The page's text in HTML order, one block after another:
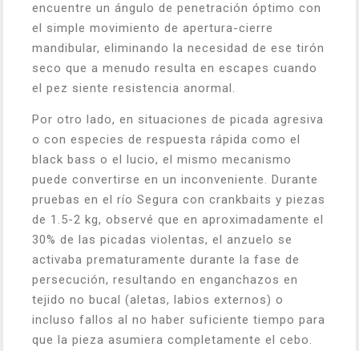
encuentre un ángulo de penetración óptimo con
el simple movimiento de apertura-cierre
mandibular, eliminando la necesidad de ese tirón
seco que a menudo resulta en escapes cuando
el pez siente resistencia anormal.
Por otro lado, en situaciones de picada agresiva
o con especies de respuesta rápida como el
black bass o el lucio, el mismo mecanismo
puede convertirse en un inconveniente. Durante
pruebas en el río Segura con crankbaits y piezas
de 1.5-2 kg, observé que en aproximadamente el
30% de las picadas violentas, el anzuelo se
activaba prematuramente durante la fase de
persecución, resultando en enganchazos en
tejido no bucal (aletas, labios externos) o
incluso fallos al no haber suficiente tiempo para
que la pieza asumiera completamente el cebo.